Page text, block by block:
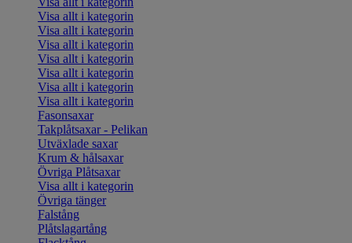
Visa allt i kategorin
Visa allt i kategorin
Visa allt i kategorin
Visa allt i kategorin
Visa allt i kategorin
Visa allt i kategorin
Visa allt i kategorin
Fasonsaxar
Takplåtsaxar - Pelikan
Utväxlade saxar
Krum & hålsaxar
Övriga Plåtsaxar
Visa allt i kategorin
Övriga tänger
Falstång
Plåtslagartång